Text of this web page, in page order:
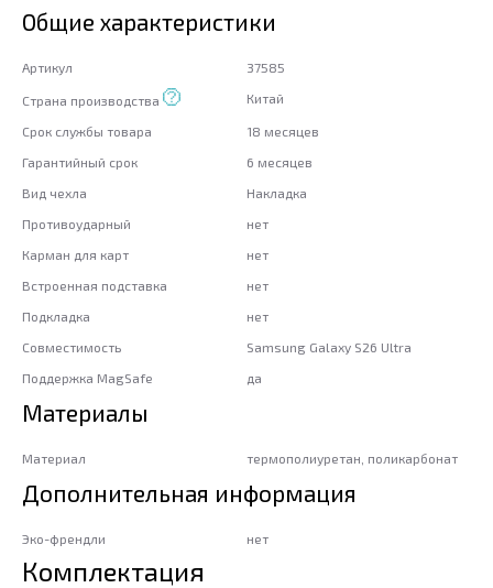
Общие характеристики
Артикул 37585
Страна производства Китай
Срок службы товара
18 месяцев
Гарантийный срок
6 месяцев
Вид чехла
Накладка
Противоударный
нет
Карман для карт
нет
Встроенная подставка
нет
Подкладка
нет
Совместимость
Samsung Galaxy S26 Ultra
Поддержка MagSafe
да
Материалы
Материал термополиуретан, поликарбонат
Дополнительная информация
Эко-френдли нет
Комплектация